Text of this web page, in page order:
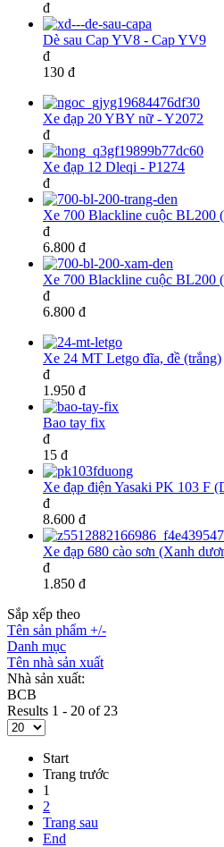
đ
Dè sau Cap YV8 - Cap YV9
đ
130 đ
Xe đạp 20 YBY nữ - Y2072
đ
Xe đạp 12 Dleqi - P1274
đ
Xe 700 Blackline cuộc BL200
đ
6.800 đ
Xe 700 Blackline cuộc BL200
đ
6.800 đ
Xe 24 MT Letgo đĩa, đề (trắng)
đ
1.950 đ
Bao tay fix
đ
15 đ
Xe đạp điện Yasaki PK 103 F
đ
8.600 đ
Xe đạp 680 cào sơn (Xanh
đ
1.850 đ
Sắp xếp theo
Tên sản phẩm +/-
Danh mục
Tên nhà sản xuất
Nhà sản xuất:
BCB
Results 1 - 20 of 23
Start
Trang trước
1
2
Trang sau
End